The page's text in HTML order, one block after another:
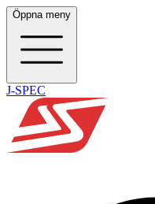
Öppna meny
J-SPEC